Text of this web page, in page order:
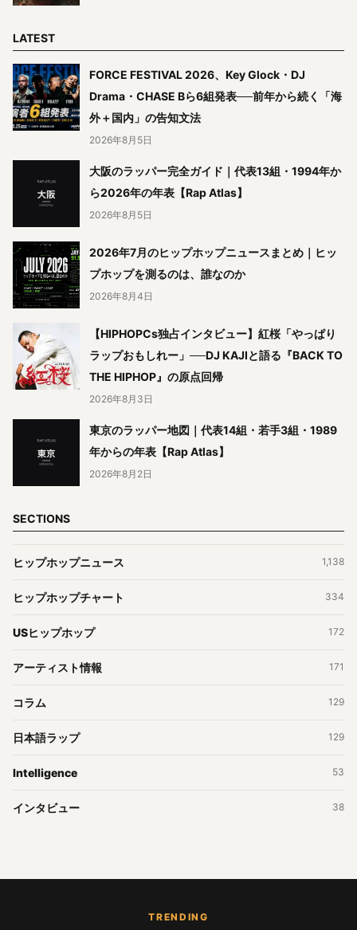
LATEST
FORCE FESTIVAL 2026、Key Glock・DJ
Drama・CHASE Bら6組発表──前年から続く「海
外＋国内」の告知文法
2026年8月5日
大阪のラッパー完全ガイド｜代表13組・1994年か
ら2026年の年表【Rap Atlas】
2026年8月5日
2026年7月のヒップホップニュースまとめ｜ヒッ
プホップを測るのは、誰なのか
2026年8月4日
【HIPHOPCs独占インタビュー】紅桜「やっぱり
ラップおもしれー」──DJ KAJIと語る『BACK TO
THE HIPHOP』の原点回帰
2026年8月3日
東京のラッパー地図｜代表14組・若手3組・1989
年からの年表【Rap Atlas】
2026年8月2日
SECTIONS
ヒップホップニュース 1,138
ヒップホップチャート 334
USヒップホップ 172
アーティスト情報 171
コラム 129
日本語ラップ 129
Intelligence 53
インタビュー 38
TRENDING